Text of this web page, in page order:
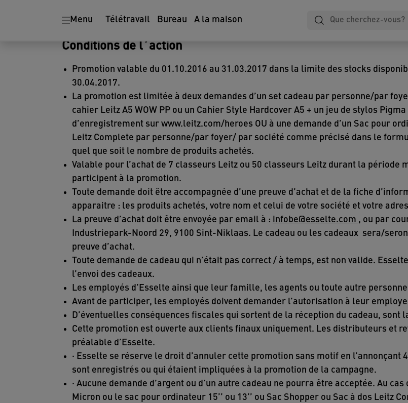
Menu Télétravail Bureau A la maison
papier
Conditions de l´action
Promotion valable du 01.10.2016 au 31.03.2017 dans la limite des stocks
30.04.2017.
La promotion est limitée à deux demandes d’un set cadeau par personne/par
cahier Leitz A5 WOW PP ou un Cahier Style Hardcover A5 + un jeu de stylos
d’enregistrement sur www.leitz.com/heroes OU à une demande d’un Sac pour
Leitz Complete par personne/par foyer/ par société comme précisé dans le
quel que soit le nombre de produits achetés.
Valable pour l’achat de 7 classeurs Leitz ou 50 classeurs Leitz durant la période
participent à la promotion.
Toute demande doit être accompagnée d’une preuve d’achat et de la fiche
apparaitre : les produits achetés, votre nom et celui de votre société et votre
La preuve d’achat doit être envoyée par email à : infobe@esselte.com , ou par
Industriepark-Noord 29, 9100 Sint-Niklaas. Le cadeau ou les cadeaux sera/
preuve d’achat.
Toute demande de cadeau qui n’était pas correct / à temps, est non valide.
l’envoi des cadeaux.
Les employés d’Esselte ainsi que leur famille, les agents ou toute autre
Avant de participer, les employés doivent demander l’autorisation à leur
D’éventuelles conséquences fiscales qui sortent de la réception du cadeau,
Cette promotion est ouverte aux clients finaux uniquement. Les distributeurs et
préalable d’Esselte.
· Esselte se réserve le droit d’annuler cette promotion sans motif en
sont enregistrés ou qui étaient impliquées à la promotion de la campagne.
· Aucune demande d’argent ou d’un autre cadeau ne pourra être acceptée. Au
Micron ou le sac pour ordinateur 15’’ ou 13’’ ou Sac Shopper ou Sac à dos